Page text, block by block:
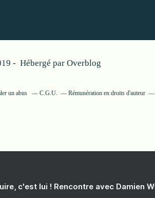
- Hébergé par Overblog
un abus C.G.U. Rémunération en droits d'auteur
c'est lui ! Rencontre avec Damien